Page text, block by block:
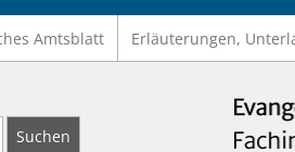
Amtsblatt Erläuterungen,
Platzhalter "*", Bsp. Pfarrer*, findet
Suchen